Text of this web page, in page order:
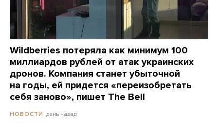
Wildberries потеряла как минимум 100
миллиардов рублей от атак украинских
дронов. Компания станет убыточной
на годы, ей придется «переизобретать
себя заново», пишет The Bell
НОВОСТИ день назад